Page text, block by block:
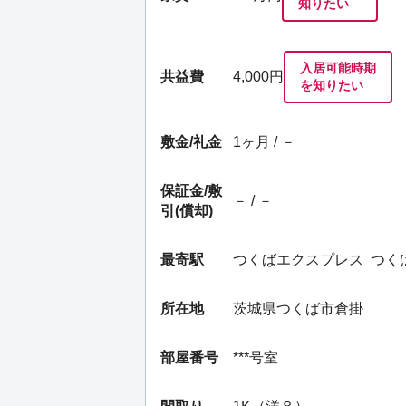
知りたい
共益費 4,000円
入居可能時期
を知りたい
敷金/礼金 1ヶ月 / －
保証金/敷
引(償却)
－ / －
最寄駅 つくばエクスプレス つく
所在地 茨城県つくば市倉掛
部屋番号 ***号室